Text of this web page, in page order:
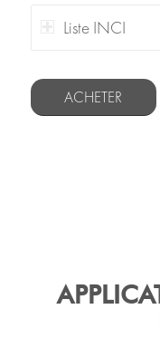
Liste INCI
ACHETER